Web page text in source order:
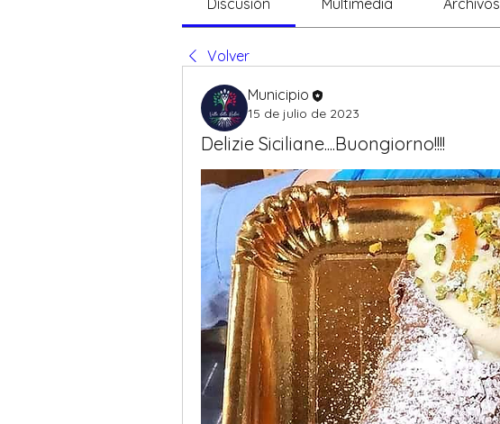
Discusión Multimedia Archivos
Volver
Municipio
15 de julio de 2023
Delizie Siciliane....Buongiorno!!!!